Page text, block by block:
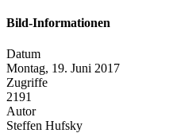
Bild-Informationen
Datum
Montag, 19. Juni 2017
Zugriffe
2191
Autor
Steffen Hufsky